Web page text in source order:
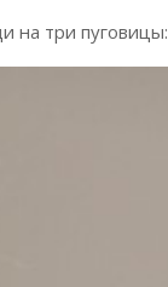
на три пуговицы: